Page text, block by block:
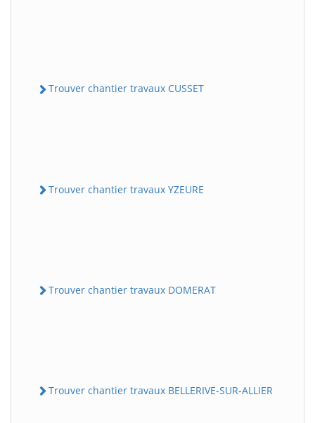
Trouver chantier travaux CUSSET
Trouver chantier travaux YZEURE
Trouver chantier travaux DOMERAT
Trouver chantier travaux BELLERIVE-SUR-ALLIER